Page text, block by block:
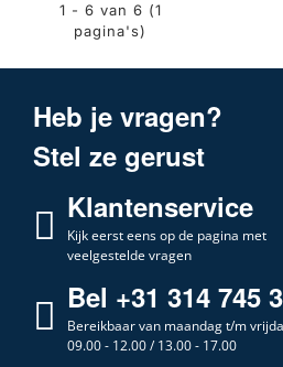
1 - 6 van 6 (1
pagina's)
Heb je vragen?
Stel ze gerust
Klantenservice
Kijk eerst eens op de pagina met
veelgestelde vragen
Bel +31 314 745
Bereikbaar van maandag t/m
09.00 - 12.00 / 13.00 - 17.00